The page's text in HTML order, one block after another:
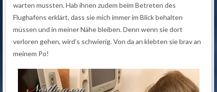
warten mussten. Hab ihnen zudem beim Betreten des
Flughafens erklärt, dass sie mich immer im Blick behalten
müssen und in meiner Nähe bleiben. Denn wenn sie dort
verloren gehen, wird’s schwierig. Von da an klebten sie brav an
meinem Po!